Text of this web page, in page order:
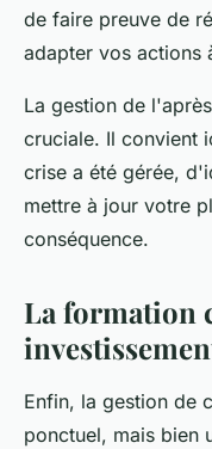
de faire preuve de
adapter vos actions
La gestion de
cruciale. Il convient
crise a été gérée,
mettre à jour votre
conséquence.
La formation
Enfin, la gestion de
ponctuel, mais bien